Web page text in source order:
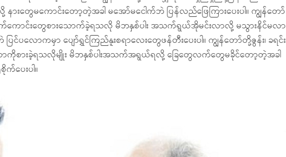
းတွေမကောင်းတော့တဲ့အခါ မအော်မငေါက်ဘဲ ပြန်လည်ဖြေကြားပေးပါ။ ကျွန်တော်
ောင်းတွေစားသောက်ခဲ့ရသလို မိဘနှစ်ပါး အသက်ရွယ်အိုမင်းလာလို့ မသွားနိင်မလာ
ပလောကမှာ ပျော်ရွှင်ကြည်နူးစရာလေးတွေဖန်တီးပေးပါ။ ကျွန်တော်တို့ဇွန်း၊ ခရင်း
စားခဲ့ရသလိုမျိုး မိဘနှစ်ပါးအသက်အရွယ်ရလို့ ခြေတွေလက်တွေမခိုင်တော့တဲ့အခါ
ပေးပါ။